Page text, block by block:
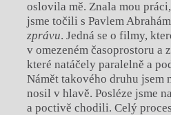
oslovila mě. Znala mou
jsme točili s Pavlem
zprávu. Jedná se o filmy,
v omezeném časoprostoru a
které natáčely paralelně a
Námět takového druhu jsem
nosil v hlavě. Posléze jsme
a poctivě chodili. Celý